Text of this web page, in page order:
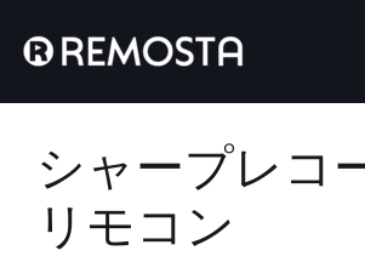
シャープレコ
リモコン